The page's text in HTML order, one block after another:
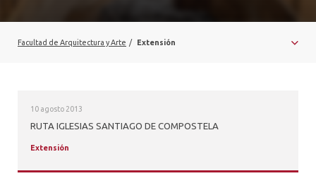
ALUMNI
Facultad de Arquitectura y Arte / Extensión
10 agosto 2013
RUTA IGLESIAS SANTIAGO DE COMPOSTELA
Extensión